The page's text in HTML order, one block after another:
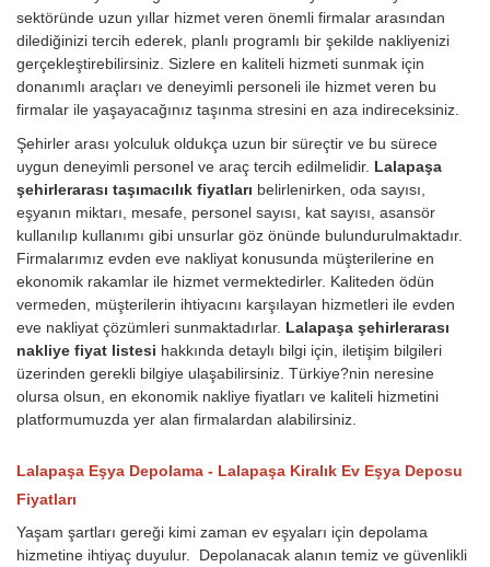
sektöründe uzun yıllar hizmet veren önemli firmalar arasından
dilediğinizi tercih ederek, planlı programlı bir şekilde nakliyenizi
gerçekleştirebilirsiniz. Sizlere en kaliteli hizmeti sunmak için
donanımlı araçları ve deneyimli personeli ile hizmet veren bu
firmalar ile yaşayacağınız taşınma stresini en aza indireceksiniz.
Şehirler arası yolculuk oldukça uzun bir süreçtir ve bu sürece
uygun deneyimli personel ve araç tercih edilmelidir. Lalapaşa
şehirlerarası taşımacılık fiyatları belirlenirken, oda sayısı,
eşyanın miktarı, mesafe, personel sayısı, kat sayısı, asansör
kullanılıp kullanımı gibi unsurlar göz önünde bulundurulmaktadır.
Firmalarımız evden eve nakliyat konusunda müşterilerine en
ekonomik rakamlar ile hizmet vermektedirler. Kaliteden ödün
vermeden, müşterilerin ihtiyacını karşılayan hizmetleri ile evden
eve nakliyat çözümleri sunmaktadırlar. Lalapaşa şehirlerarası
nakliye fiyat listesi hakkında detaylı bilgi için, iletişim bilgileri
üzerinden gerekli bilgiye ulaşabilirsiniz. Türkiye?nin neresine
olursa olsun, en ekonomik nakliye fiyatları ve kaliteli hizmetini
platformumuzda yer alan firmalardan alabilirsiniz.
Lalapaşa Eşya Depolama - Lalapaşa Kiralık Ev Eşya Deposu
Fiyatları
Yaşam şartları gereği kimi zaman ev eşyaları için depolama
hizmetine ihtiyaç duyulur. Depolanacak alanın temiz ve güvenlikli